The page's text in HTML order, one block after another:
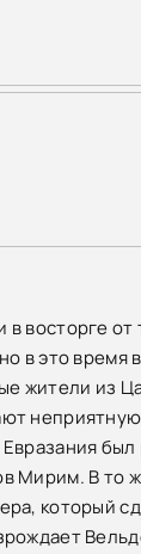
восторге от
в это время
жители из
Мирим. В то
который